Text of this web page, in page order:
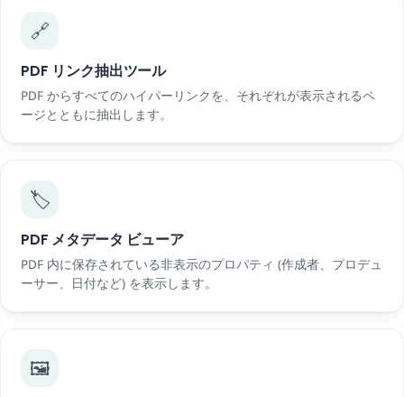
🔗
PDF リンク抽出ツール
PDF からすべてのハイパーリンクを、それぞれが表示されるペ
ージとともに抽出します。
🏷️
PDF メタデータ ビューア
PDF 内に保存されている非表示のプロパティ (作成者、プロデュ
ーサー、日付など) を表示します。
🖼️